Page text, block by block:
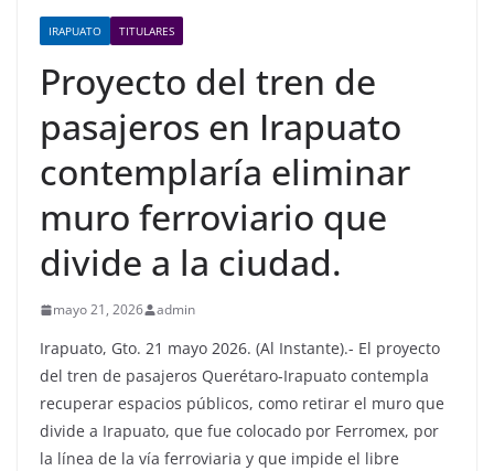
IRAPUATO TITULARES
Proyecto del tren de
pasajeros en Irapuato
contemplaría eliminar
muro ferroviario que
divide a la ciudad.
mayo 21, 2026 admin
Irapuato, Gto. 21 mayo 2026. (Al Instante).- El proyecto
del tren de pasajeros Querétaro-Irapuato contempla
recuperar espacios públicos, como retirar el muro que
divide a Irapuato, que fue colocado por Ferromex, por
la línea de la vía ferroviaria y que impide el libre